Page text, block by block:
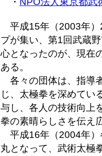
平成15年（2003年）
プが集い、第1回武蔵
心となったのが、現在
ある。
各々の団体は、指導
じ、太極拳を深めてい
与し、各人の技術向上
拳の素晴らしさを伝え
平成16年（2004年）
丸となって、武術太極